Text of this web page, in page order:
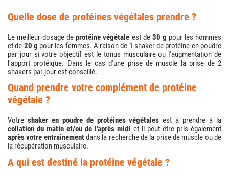
quelle dose de protéines végétales prendre ?
Le meilleur dosage deprotéine végétale est de30 g pour les hommes
et de 20 g pour les femmes. A raison de 1 shaker de protéine en poudre
par jour si votre objectif est le tonus musculaire ou l'augmentation de
l'apport protéique. Dans le cas d'une prise de muscle la prise de 2
shakers par jour est conseillé.
quand prendre votre complément de protéine
végétale ?
Votre shaker en poudre de protéines végétales est à prendre à la
collation du matin et/ou de l'après midi et il peut être pris également
après votre entraînementdans la recherche de la prise de muscle ou de
la récupération musculaire.
a qui est destiné la protéine végétale ?